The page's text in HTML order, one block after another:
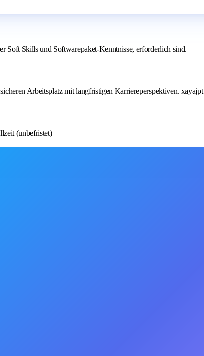
Soft Skills und Softwarepaket-Kenntnisse, erforderlich sind.
Arbeitsplatz mit langfristigen Karriereperspektiven. xayajpt
(unbefristet)